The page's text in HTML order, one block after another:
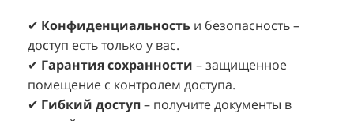
✔ Конфиденциальность и безопасность –
доступ есть только у вас.
✔ Гарантия сохранности – защищенное
помещение с контролем доступа.
✔ Гибкий доступ– получите документы в